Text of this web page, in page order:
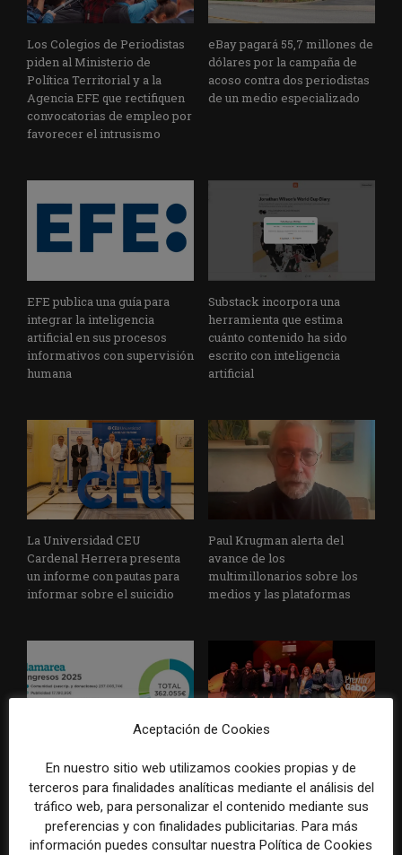
Los Colegios de Periodistas
piden al Ministerio de
Política Territorial y a la
Agencia EFE que rectifiquen
convocatorias de empleo por
favorecer el intrusismo
eBay pagará 55,7 millones de
dólares por la campaña de
acoso contra dos periodistas
de un medio especializado
EFE publica una guía para
integrar la inteligencia
artificial en sus procesos
informativos con supervisión
humana
Substack incorpora una
herramienta que estima
cuánto contenido ha sido
escrito con inteligencia
artificial
La Universidad CEU
Cardenal Herrera presenta
un informe con pautas para
informar sobre el suicidio
Paul Krugman alerta del
avance de los
multimillonarios sobre los
medios y las plataformas
La Marea cierra 2025 con
superávit, pero su
cooperativa pierde 38.542
euros
El Premio Gabo 2026
reconoce cinco historias de
Brasil, España y El Salvador
sobre el poder, la memoria y
la violencia
Aceptación de Cookies
En nuestro sitio web utilizamos cookies propias y de
terceros para finalidades analíticas mediante el análisis del
tráfico web, para personalizar el contenido mediante sus
preferencias y con finalidades publicitarias. Para más
información puedes consultar nuestra Política de Cookies